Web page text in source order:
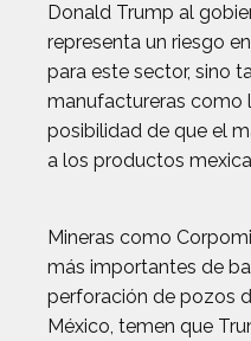
Donald Trump al
representa un riesgo
para este sector, sino
manufactureras como
posibilidad de que el
a los productos
Mineras como
más importantes de
perforación de pozos
México, temen que